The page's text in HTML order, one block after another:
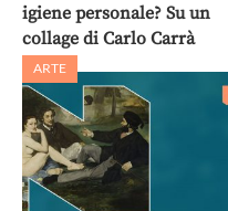
POLITICA SCIENZE
igiene personale? Su un
collage di Carlo Carrà
ARTE